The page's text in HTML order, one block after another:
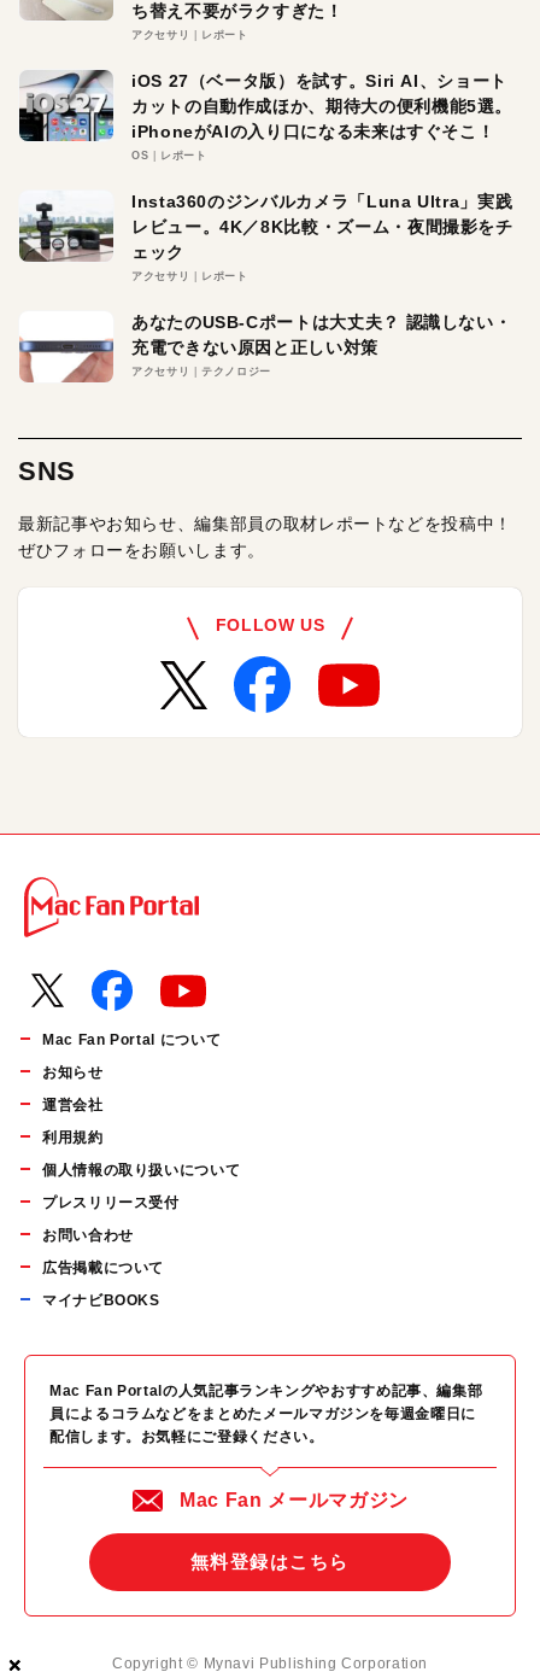
×
×
×
ち替え不要がラクすぎた！
アクセサリ レポート
iOS 27（ベータ版）を試す。Siri AI、ショート
カットの自動作成ほか、期待大の便利機能5選。
iPhoneがAIの入り口になる未来はすぐそこ！
OS レポート
Insta360のジンバルカメラ「Luna Ultra」実践
レビュー。4K／8K比較・ズーム・夜間撮影をチ
ェック
アクセサリ レポート
あなたのUSB-Cポートは大丈夫？ 認識しない・
充電できない原因と正しい対策
アクセサリ テクノロジー
SNS
最新記事やお知らせ、編集部員の取材レポートなどを投稿中！
ぜひフォローをお願いします。
FOLLOW US
Mac Fan Portal について
お知らせ
運営会社
利用規約
個人情報の取り扱いについて
プレスリリース受付
お問い合わせ
広告掲載について
マイナビBOOKS
Mac Fan Portalの人気記事ランキングやおすすめ記事、編集部
員によるコラムなどをまとめたメールマガジンを毎週金曜日に
配信します。お気軽にご登録ください。
Mac Fan メールマガジン
無料登録はこちら
Copyright © Mynavi Publishing Corporation